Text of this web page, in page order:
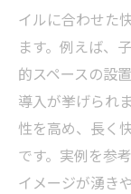
イルに合わせた
ます。例えば、
的スペースの設
導入が挙げられ
性を高め、長く
です。実例を参
イメージが湧き